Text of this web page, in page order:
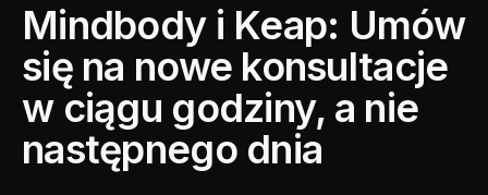
Mindbody i Keap: Umów
się na nowe konsultacje
w ciągu godziny, a nie
następnego dnia